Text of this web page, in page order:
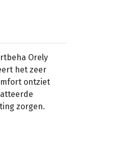
Orely
het zeer
ontziet
zorgen.